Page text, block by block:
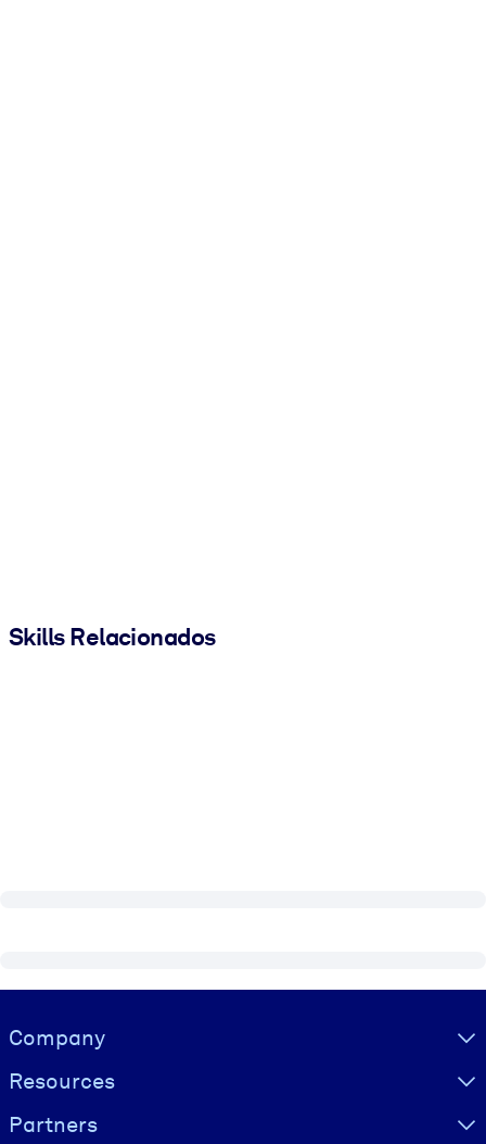
Skills Relacionados
Visually hidden Text
Company
Resources
Partners